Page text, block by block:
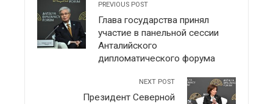
PREVIOUS POST
Глава государства принял
участие в панельной сессии
Анталийского
дипломатического форума
NEXT POST
Президент Северной